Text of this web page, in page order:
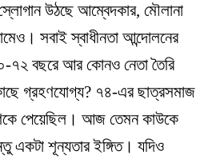
উঠছে আম্বেদকার, মৌলানা
সবাই স্বাধীনতা আন্দোলনের
৭২ বছরে আর কোনও নেতা তৈরি
কাছে গ্রহণযোগ্য? ৭৪-এর ছাত্রসমাজ
পেয়েছিল। আজ তেমন কাউকে
একটা শূন্যতার ইঙ্গিত। যদিও